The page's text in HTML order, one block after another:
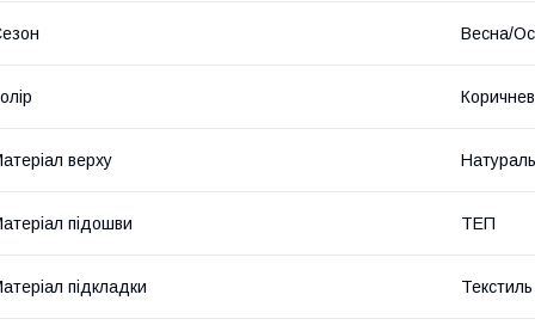
Весна/
верху
підошви ТЕП
підкладки Текстиль